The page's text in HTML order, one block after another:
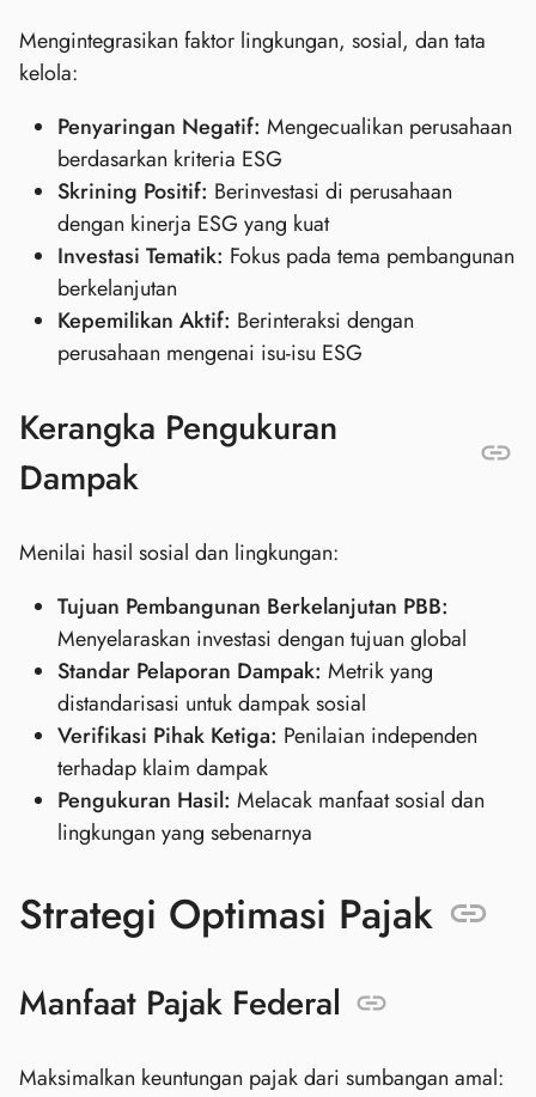
Mengintegrasikan faktor lingkungan, sosial, dan tata
kelola:
Penyaringan Negatif: Mengecualikan perusahaan
berdasarkan kriteria ESG
Skrining Positif: Berinvestasi di perusahaan
dengan kinerja ESG yang kuat
Investasi Tematik: Fokus pada tema pembangunan
berkelanjutan
Kepemilikan Aktif: Berinteraksi dengan
perusahaan mengenai isu-isu ESG
Kerangka Pengukuran
Dampak
Menilai hasil sosial dan lingkungan:
Tujuan Pembangunan Berkelanjutan PBB:
Menyelaraskan investasi dengan tujuan global
Standar Pelaporan Dampak: Metrik yang
distandarisasi untuk dampak sosial
Verifikasi Pihak Ketiga: Penilaian independen
terhadap klaim dampak
Pengukuran Hasil: Melacak manfaat sosial dan
lingkungan yang sebenarnya
Strategi Optimasi Pajak
Manfaat Pajak Federal
Maksimalkan keuntungan pajak dari sumbangan amal: